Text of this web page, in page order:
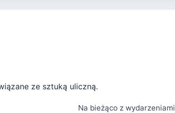
ze sztuką uliczną.
Na bieżąco z wydarzeniami